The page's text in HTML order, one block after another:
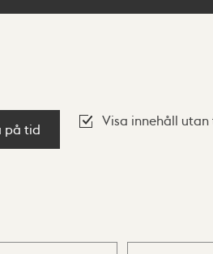
på tid
Visa innehåll